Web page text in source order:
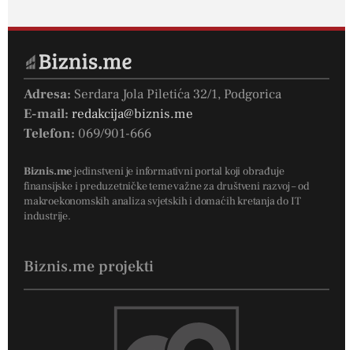
Adresa: Serdara Jola Piletića 32/1, Podgorica
E-mail: redakcija@biznis.me
Telefon: 069/901-666
Biznis.mejedinstveni je informativni portal koji obrađuje
finansijske i preduzetničke teme važne za društveni razvoj – od
makroekonomskih analiza svjetskih i domaćih kretanja do IT
industrije.
Biznis.me projekti